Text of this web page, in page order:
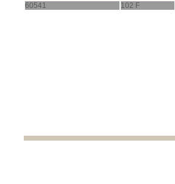
60541
102 F